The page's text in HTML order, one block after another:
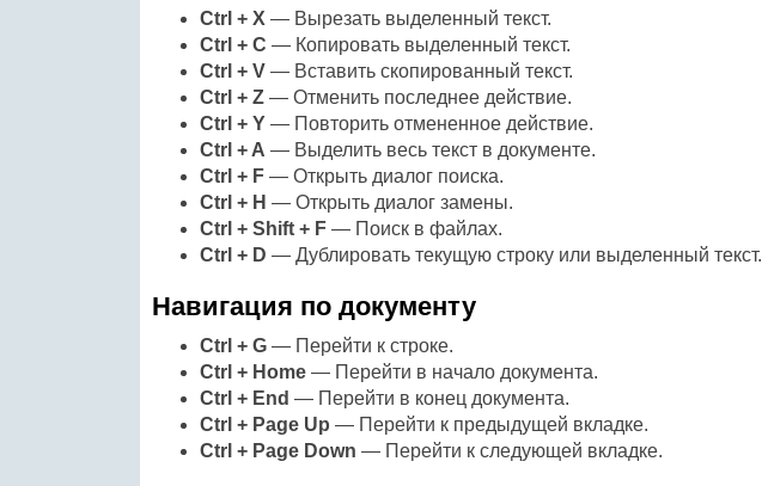
Ctrl + X — Вырезать выделенный текст.
Ctrl + C — Копировать выделенный текст.
Ctrl + V — Вставить скопированный текст.
Ctrl + Z — Отменить последнее действие.
Ctrl + Y — Повторить отмененное действие.
Ctrl + A — Выделить весь текст в документе.
Ctrl + F — Открыть диалог поиска.
Ctrl + H — Открыть диалог замены.
Ctrl + Shift + F — Поиск в файлах.
Ctrl + D — Дублировать текущую строку или выделенный текст.
Навигация по документу
Ctrl + G — Перейти к строке.
Ctrl + Home — Перейти в начало документа.
Ctrl + End — Перейти в конец документа.
Ctrl + Page Up — Перейти к предыдущей вкладке.
Ctrl + Page Down — Перейти к следующей вкладке.